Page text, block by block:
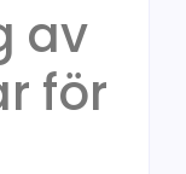
av
för